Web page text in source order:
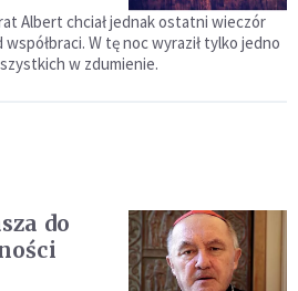
Albert chciał jednak ostatni wieczór
W tę noc wyraził tylko jedno
w zdumienie.
do